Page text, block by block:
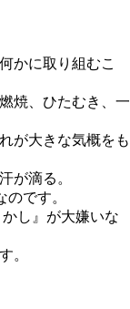
かに取り組むこ
焼、ひたむき、一
が大きな気概をも
が滴る。
です。
し』が大嫌いな
。